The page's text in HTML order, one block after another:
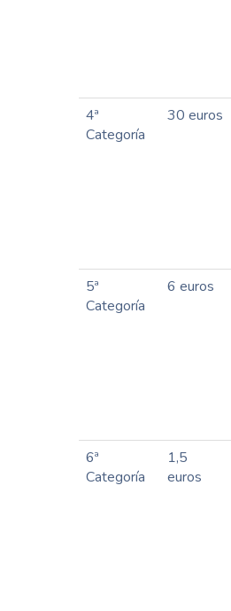
4ª
Categoría
30 euros
5ª
Categoría
6 euros
6ª
Categoría
1,5
euros